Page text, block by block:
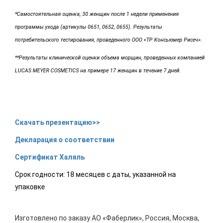
*Самостоятельная оценка, 30 женщин после 1 недели применения
программы ухода (артикулы 0651, 0652, 0655). Результаты
потребительского тестирования, проведенного ООО «ТР Консьюмер Рисеч».
**Результаты клинической оценки объема морщин, проведенных компанией
LUCAS MEYER COSMETICS на примере 17 женщин в течение 7 дней.
Скачать презентацию>>
Декларация о соответствии
Сертификат Халяль
Срок годности: 18 месяцев с даты, указанной на
упаковке
Изготовлено по заказу АО «Фаберлик», Россия, Москва,